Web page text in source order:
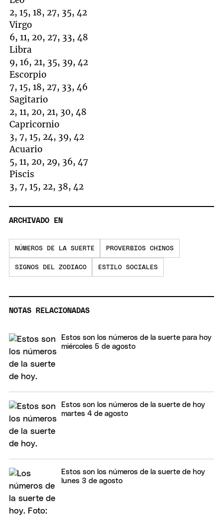
2, 15, 18, 27, 35, 42
Virgo
6, 11, 20, 27, 33, 48
Libra
9, 16, 21, 35, 39, 42
Escorpio
7, 15, 18, 27, 33, 46
Sagitario
2, 11, 20, 21, 30, 48
Capricornio
3, 7, 15, 24, 39, 42
Acuario
5, 11, 20, 29, 36, 47
Piscis
3, 7, 15, 22, 38, 42
ARCHIVADO EN
NÚMEROS DE LA SUERTE PROVERBIOS CHINOS
SIGNOS DEL ZODIACO ESTILO SOCIALES
NOTAS RELACIONADAS
Estos son los números de la suerte para hoy
miércoles 5 de agosto
Estos son los números de la suerte de hoy
martes 4 de agosto
Estos son los números de la suerte de hoy
lunes 3 de agosto